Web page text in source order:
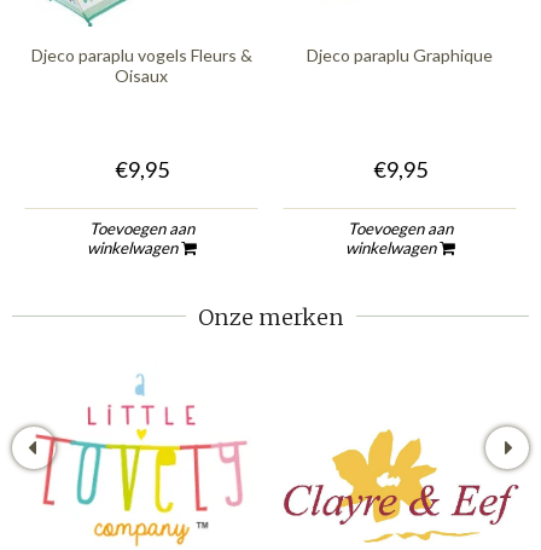
Djeco paraplu vogels Fleurs &
Oisaux
€9,95
Toevoegen aan
winkelwagen
Djeco paraplu Graphique
€9,95
Toevoegen aan
winkelwagen
Onze merken